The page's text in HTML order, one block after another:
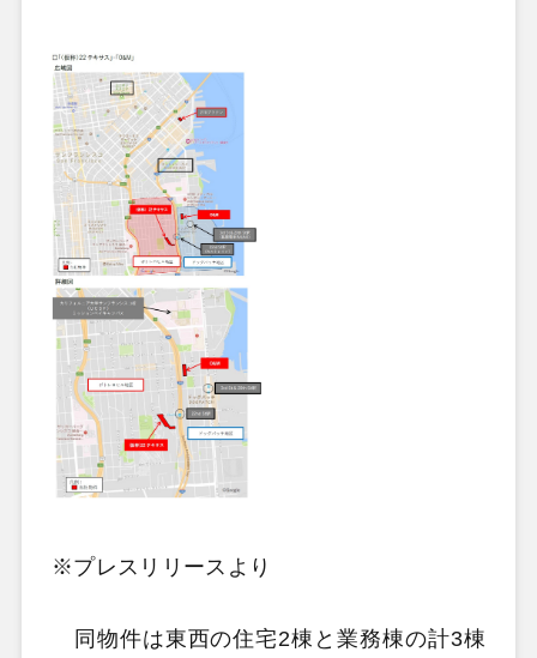
※プレスリリースより
同物件は東西の住宅2棟と業務棟の計3棟